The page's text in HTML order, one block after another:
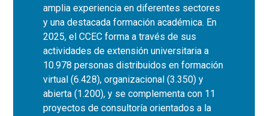
amplia experiencia en diferentes sectores
y una destacada formación académica. En
2025, el CCEC forma a través de sus
actividades de extensión universitaria a
10.978 personas distribuidos en formación
virtual (6.428), organizacional (3.350) y
abierta (1.200), y se complementa con 11
proyectos de consultoría orientados a la